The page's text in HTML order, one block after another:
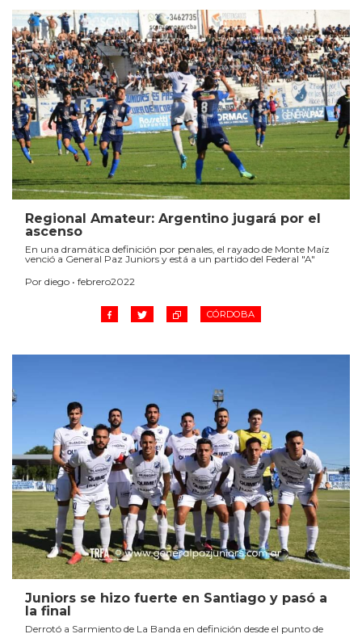
Regional Amateur: Argentino jugará por el
ascenso
En una dramática definición por penales, el rayado de Monte Maíz
venció a General Paz Juniors y está a un partido del Federal "A"
Por diego • febrero2022
CÓRDOBA
Juniors se hizo fuerte en Santiago y pasó a
la final
Derrotó a Sarmiento de La Banda en definición desde el punto de